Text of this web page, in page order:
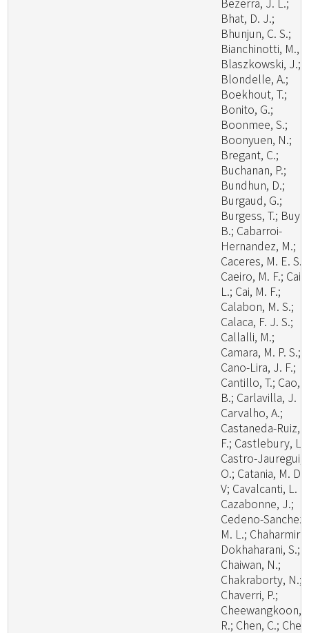
Bhat, D. J.;
Bhunjun, C. S.;
Bianchinotti, M.,
Blaszkowski, J.;
Blondelle, A.;
Boekhout, T.;
Bonito, G.;
Boonmee, S.;
Boonyuen, N.;
Bregant, C.;
Buchanan, P.;
Bundhun, D.;
Burgaud, G.;
Burgess, T.;
B.; Cabarroi-
Hernandez, M.;
Caceres, M. E. S.;
Caeiro, M. F.; Cai,
L.; Cai, M. F.;
Calabon, M. S.;
Calaca, F. J. S.;
Callalli, M.;
Camara, M. P. S.;
Cano-Lira, J. F.;
Cantillo, T.; Cao,
B.; Carlavilla, J.
Carvalho, A.;
Castaneda-Ruiz,
F.; Castlebury, L.;
Castro-Jauregui,
O.; Catania, M. D.,
V; Cavalcanti, L.
Cazabonne, J.;
Cedeno-Sanchez,
M. L.; Chaharmiri-
Dokhaharani, S.;
Chaiwan, N.;
Chakraborty, N.;
Chaverri, P.;
Cheewangkoon,
R.; Chen, C.;